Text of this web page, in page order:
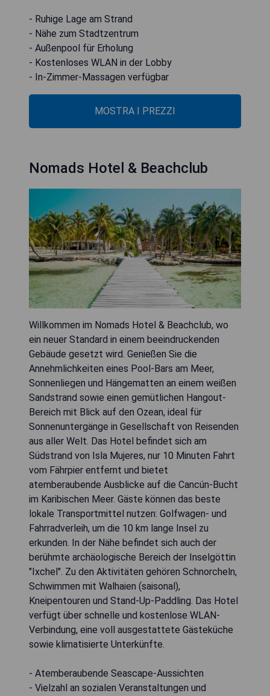
- Ruhige Lage am Strand
- Nähe zum Stadtzentrum
- Außenpool für Erholung
- Kostenloses WLAN in der Lobby
- In-Zimmer-Massagen verfügbar
MOSTRA I PREZZI
Nomads Hotel & Beachclub
Willkommen im Nomads Hotel & Beachclub, wo
ein neuer Standard in einem beeindruckenden
Gebäude gesetzt wird. Genießen Sie die
Annehmlichkeiten eines Pool-Bars am Meer,
Sonnenliegen und Hängematten an einem weißen
Sandstrand sowie einen gemütlichen Hangout-
Bereich mit Blick auf den Ozean, ideal für
Sonnenuntergänge in Gesellschaft von Reisenden
aus aller Welt. Das Hotel befindet sich am
Südstrand von Isla Mujeres, nur 10 Minuten Fahrt
vom Fährpier entfernt und bietet
atemberaubende Ausblicke auf die Cancún-Bucht
im Karibischen Meer. Gäste können das beste
lokale Transportmittel nutzen: Golfwagen- und
Fahrradverleih, um die 10 km lange Insel zu
erkunden. In der Nähe befindet sich auch der
berühmte archäologische Bereich der Inselgöttin
"Ixchel". Zu den Aktivitäten gehören Schnorcheln,
Schwimmen mit Walhaien (saisonal),
Kneipentouren und Stand-Up-Paddling. Das Hotel
verfügt über schnelle und kostenlose WLAN-
Verbindung, eine voll ausgestattete Gästeküche
sowie klimatisierte Unterkünfte.
- Atemberaubende Seascape-Aussichten
- Vielzahl an sozialen Veranstaltungen und